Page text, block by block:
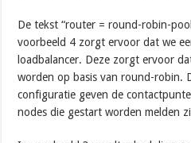
De tekst “router = round-robin-
voorbeeld 4 zorgt ervoor dat we
loadbalancer. Deze zorgt ervoor
worden op basis van round-robin.
configuratie geven de
nodes die gestart worden melden